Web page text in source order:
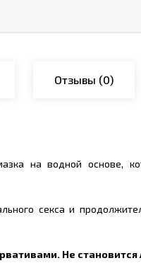
Отзывы (0)
на водной основе,
секса и
Не становится